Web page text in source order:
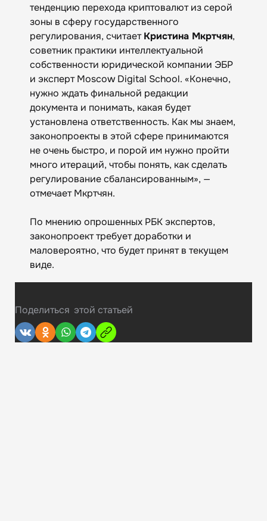
тенденцию перехода криптовалют из серой
зоны в сферу государственного
регулирования, считаетКристина Мкртчян,
советник практики интеллектуальной
собственности юридической компании ЭБР
и эксперт Moscow Digital School. «Конечно,
нужно ждать финальной редакции
документа и понимать, какая будет
установлена ответственность. Как мы знаем,
законопроекты в этой сфере принимаются
не очень быстро, и порой им нужно пройти
много итераций, чтобы понять, как сделать
регулирование сбалансированным», —
отмечает Мкртчян.
По мнению опрошенных РБК экспертов,
законопроект требует доработки и
маловероятно, что будет принят в текущем
виде.
Поделиться этой статьей